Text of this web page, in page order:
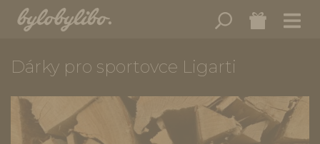
Dárky pro sportovce Ligarti